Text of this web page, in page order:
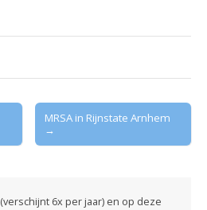
MRSA in Rijnstate Arnhem
→
(verschijnt 6x per jaar) en op deze